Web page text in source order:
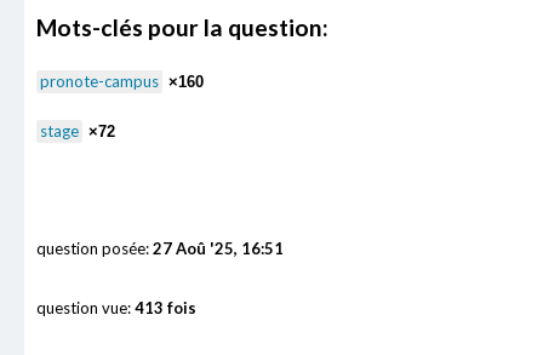
Mots-clés pour la question:
pronote-campus ×160
stage ×72
question posée:27 Aoû '25, 16:51
question vue:413 fois